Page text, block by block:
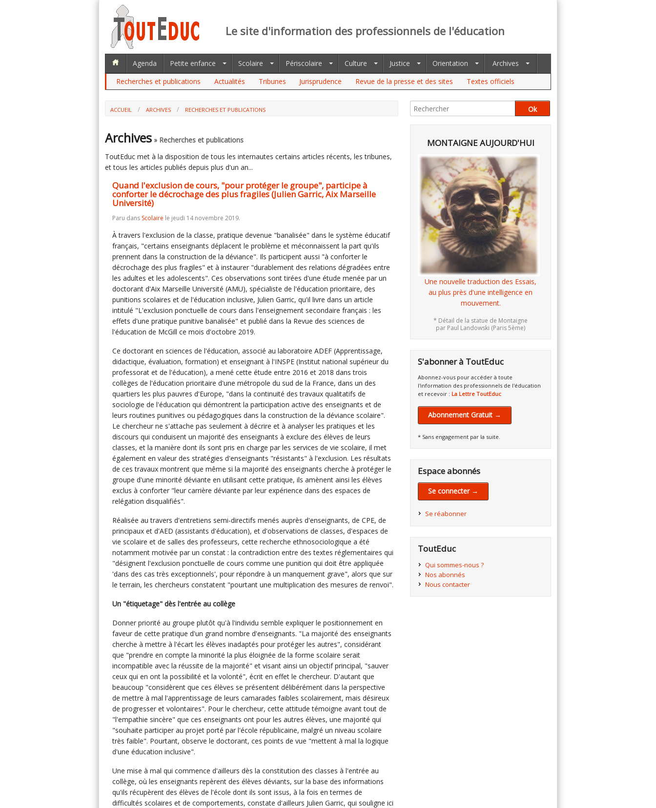
Le site d'information des professionnels de l'éducation
Agenda Petite enfance Scolaire Périscolaire Culture Justice Orientation
Archives
Recherches et publications
Actualités Tribunes Jurisprudence Revue de la presse et des sites Textes officiels
ACCUEIL ARCHIVES
RECHERCHES ET PUBLICATIONS
DÉCROCHAGE DES PLUS FRAGILES (JULIEN GARRIC, AIX MARSEILLE UNIVERSITÉ)
Archives » Recherches et publications
ToutEduc met à la disposition de tous les internautes certains articles récents, les tribunes,
et tous les articles publiés depuis plus d'un an...
Quand l'exclusion de cours, "pour protéger le groupe", participe à
conforter le décrochage des plus fragiles (Julien Garric, Aix Marseille
Université)
Paru dans Scolaire le jeudi 14 novembre 2019.
À travers l'exclusion de la classe, pratique devenue "banalisée" dans le système éducatif
français, "certains enseignants déplacent le problème et méconnaissent la part qu'ils
prennent dans la construction de la déviance". Ils participent aussi "à conforter le
décrochage des plus fragiles" et à instaurer "durablement des relations dégradées entre
les adultes et les adolescents". Ces observations sont tirées d'une étude menée par un
doctorant d'Aix Marseille Université (AMU), spécialiste de l'éducation prioritaire, des
punitions scolaires et de l'éducation inclusive, Julien Garric, qu'il livre dans un article
intitulé "L'exclusion ponctuelle de cours dans l'enseignement secondaire français : les
effets d'une pratique punitive banalisée" et publié dans la Revue des sciences de
l'éducation de McGill ce mois d'octobre 2019.
Ce doctorant en sciences de l'éducation, associé au laboratoire ADEF (Apprentissage,
didactique, évaluation, formation) et enseignant à l'INSPE (Institut national supérieur du
professorat et de l'éducation), a mené cette étude entre 2016 et 2018 dans trois
collèges de l'éducation prioritaire d'une métropole du sud de la France, dans un des
quartiers les plus pauvres d'Europe, "dans la continuité des travaux qualitatifs de
sociologie de l'éducation qui démontrent la participation active des enseignants et de
leurs routines punitives ou pédagogiques dans la construction de la déviance scolaire".
Le chercheur ne s'attache pas seulement à décrire et à analyser les pratiques et les
discours qui conduisent un majorité des enseignants à exclure des élèves de leurs
classes, et la manière dont ils sont pris en charge par les services de vie scolaire, il met
également en valeur des stratégies d'enseignants "résistants" à l'exclusion. Les résultats
de ces travaux montrent que même si la majorité des enseignants cherche à protéger le
groupe d'une minorité déviante en utilisant cette pratique, ils amènent ainsi les élèves
exclus à conforter "leur carrière déviante par leur expérience dans des espaces de
relégation disqualifiés".
Réalisée au travers d'entretiens semi-directifs menés auprès d'enseignants, de CPE, de
principaux et d'AED (assistants d'éducation), et d'observations de classes, d'espaces de
vie scolaire et de salles des professeurs, cette recherche ethnosociologique a été
notamment motivée par un constat : la contradiction entre des textes réglementaires qui
"désignent l'exclusion ponctuelle de cours comme une punition qui doit être appliquée
'dans des cas très exceptionnels', pour répondre à un manquement grave", alors que sur
le terrain, les chercheurs constatent "pourtant une multiplication des mesures de renvoi".
Un "étiquetage" dès l'entrée au collège
Donner priorité au groupe plutôt qu'à l'individu semble expliquer le positionnement en
faveur de cette pratique d'un grand nombre d'enseignants. "La majorité des enseignants
cherche à mettre à l'écart les élèves inadaptés pour protéger les autres", considérant
que "prendre en compte la minorité la plus éloignée de la forme scolaire serait
incompatible avec la réussite de la majorité" et visant ainsi un objectif principal, "sauver
ceux qui en ont la possibilité et la volonté", écrit en effet le chercheur. D'autant que
beaucoup "considèrent que ces élèves se présentent délibérément dans la perspective
de mettre à mal l'apprentissage de leurs camarades faibles scolairement, mais désireux
de progresser et volontaires". Pour le chercheur, cette attitude témoigne avant tout de
"l'empathie sincère" que ces enseignants ont pour les autres élèves, une majorité qui
"souhaite participer au projet porté par l'école républicaine, malgré un niveau scolaire
très faible". Pourtant, observe le doctorant, ces points de vue "mettent à mal la logique
d'une éducation inclusive".
Une mise à mal qui commence d'ailleurs dès la constitution des classes à l'entrée au
collège, où les enseignants repèrent des élèves déviants, sur la base des informations
qu'ils récupèrent des élèves de l'école dont ils sont issus, à la fois en termes de
difficultés scolaires et de comportements, constate d'ailleurs Julien Garric, qui souligne ici
MONTAIGNE AUJOURD'HUI
Une nouvelle traduction des Essais,
au plus près d'une intelligence en
mouvement.
* Détail de la statue de Montaigne
par Paul Landowski (Paris 5ème)
S'abonner à ToutEduc
Abonnez-vous pour accéder à toute
l'information des professionnels de l'éducation
et recevoir : La Lettre ToutEduc
Abonnement Gratuit →
* Sans engagement par la suite.
Espace abonnés
Se connecter →
Se réabonner
ToutEduc
Qui sommes-nous ?
Nos abonnés
Nous contacter